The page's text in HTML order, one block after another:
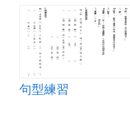
句型練習